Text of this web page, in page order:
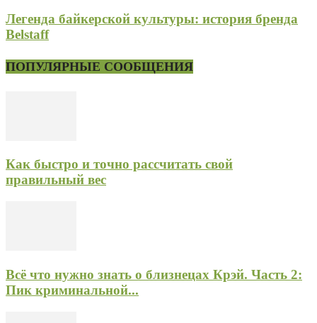
Легенда байкерской культуры: история бренда
Belstaff
ПОПУЛЯРНЫЕ СООБЩЕНИЯ
Как быстро и точно рассчитать свой
правильный вес
Всё что нужно знать о близнецах Крэй. Часть 2:
Пик криминальной...